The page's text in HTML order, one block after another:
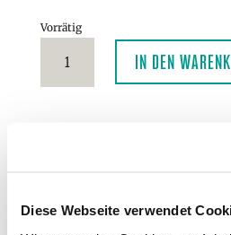
Diese Webseite verwendet
Vorrätig
Irievibrations
Solid
IN DEN
4. Javada – Message To